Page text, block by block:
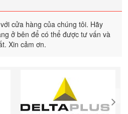
cửa hàng của chúng tôi. Hãy
ở bên để có thể được tư vấn và
Xin cảm ơn.